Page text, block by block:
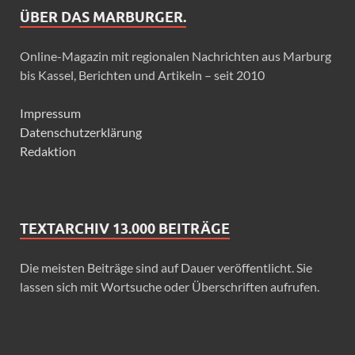
ÜBER DAS MARBURGER.
Online-Magazin mit regionalen Nachrichten aus Marburg
bis Kassel, Berichten und Artikeln – seit 2010
Impressum
Datenschutzerklärung
Redaktion
TEXTARCHIV 13.000 BEITRÄGE
Die meisten Beiträge sind auf Dauer veröffentlicht. Sie
lassen sich mit Wortsuche oder Überschriften aufrufen.